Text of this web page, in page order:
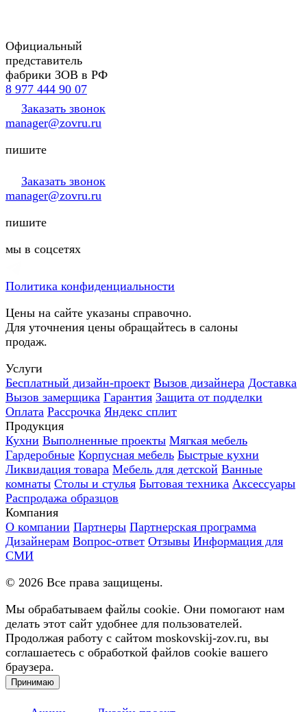
Официальный
представитель
фабрики ЗОВ в РФ
8 977 444 90 07
Заказать звонок
manager@zovru.ru
пишите
Заказать звонок
manager@zovru.ru
пишите
мы в соцсетях
Политика конфиденциальности
Цены на сайте указаны справочно.
Для уточнения цены обращайтесь в салоны
продаж.
Услуги
Бесплатный дизайн-проект Вызов дизайнера Доставка
Вызов замерщика Гарантия Защита от подделки
Оплата Рассрочка Яндекс сплит
Продукция
Кухни Выполненные проекты Мягкая мебель
Гардеробные Корпусная мебель Быстрые кухни
Ликвидация товара Мебель для детской Ванные
комнаты Столы и стулья Бытовая техника Аксессуары
Распродажа образцов
Компания
О компании Партнеры Партнерская программа
Дизайнерам Вопрос-ответ Отзывы Информация для
СМИ
© 2026 Все права защищены.
Мы обрабатываем файлы cookie. Они помогают нам
делать этот сайт удобнее для пользователей.
Продолжая работу с сайтом moskovskij-zov.ru, вы
соглашаетесь с обработкой файлов cookie вашего
браузера.
Принимаю